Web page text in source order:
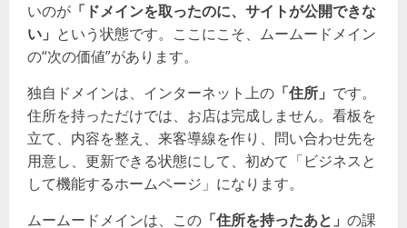
いのが 「ドメインを取ったのに、サイトが公開できな
い」 という状態です。ここにこそ、ムームードメイン
の“次の価値”があります。
独自ドメインは、インターネット上の 「住所」 です。
住所を持っただけでは、お店は完成しません。看板を
立て、内容を整え、来客導線を作り、問い合わせ先を
用意し、更新できる状態にして、初めて「ビジネスと
して機能するホームページ」になります。
ムームードメインは、この 「住所を持ったあと」 の課